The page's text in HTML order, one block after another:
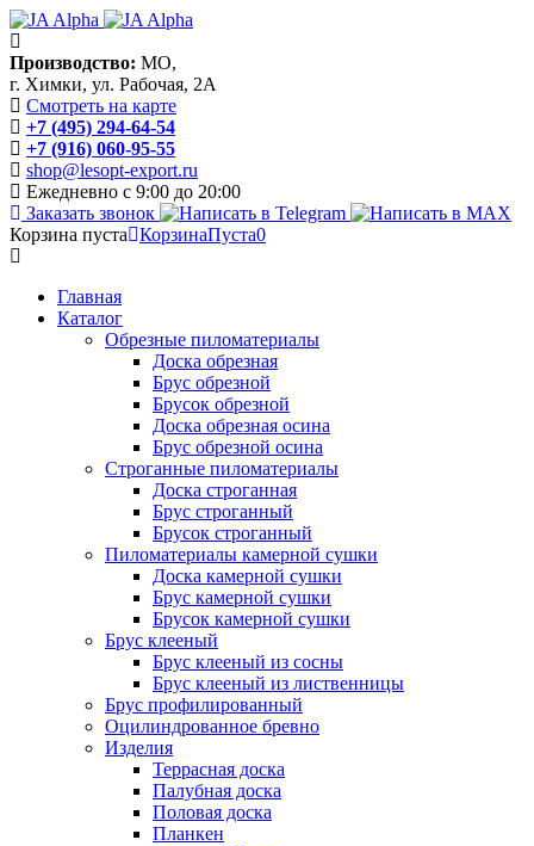
Производство: МО,
г. Химки, ул. Рабочая, 2А
Смотреть на карте
+7 (495) 294-64-54
+7 (916) 060-95-55
shop@lesopt-export.ru
Ежедневно с 9:00 до 20:00
Заказать звонок
Корзина пуста
КорзинаПуста0
Главная
Каталог
Обрезные пиломатериалы
Доска обрезная
Брус обрезной
Брусок обрезной
Доска обрезная осина
Брус обрезной осина
Строганные пиломатериалы
Доска строганная
Брус строганный
Брусок строганный
Пиломатериалы камерной сушки
Доска камерной сушки
Брус камерной сушки
Брусок камерной сушки
Брус клееный
Брус клееный из сосны
Брус клееный из лиственницы
Брус профилированный
Оцилиндрованное бревно
Изделия
Террасная доска
Палубная доска
Половая доска
Планкен